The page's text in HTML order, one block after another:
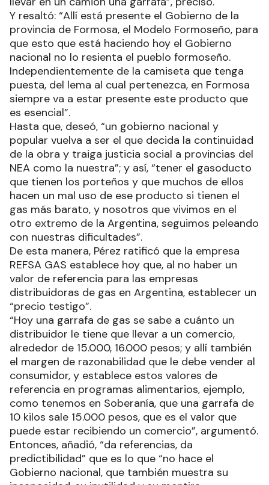
Y resaltó: “Allí está presente el Gobierno de la
provincia de Formosa, el Modelo Formoseño, para
que esto que está haciendo hoy el Gobierno
nacional no lo resienta el pueblo formoseño.
Independientemente de la camiseta que tenga
puesta, del lema al cual pertenezca, en Formosa
siempre va a estar presente este producto que
es esencial”.
Hasta que, deseó, “un gobierno nacional y
popular vuelva a ser el que decida la continuidad
de la obra y traiga justicia social a provincias del
NEA como la nuestra”; y así, “tener el gasoducto
que tienen los porteños y que muchos de ellos
hacen un mal uso de ese producto si tienen el
gas más barato, y nosotros que vivimos en el
otro extremo de la Argentina, seguimos peleando
con nuestras dificultades”.
De esta manera, Pérez ratificó que la empresa
REFSA GAS establece hoy que, al no haber un
valor de referencia para las empresas
distribuidoras de gas en Argentina, establecer un
“precio testigo”.
“Hoy una garrafa de gas se sabe a cuánto un
distribuidor le tiene que llevar a un comercio,
alrededor de 15.000, 16.000 pesos; y allí también
el margen de razonabilidad que le debe vender al
consumidor, y establece estos valores de
referencia en programas alimentarios, ejemplo,
como tenemos en Soberanía, que una garrafa de
10 kilos sale 15.000 pesos, que es el valor que
puede estar recibiendo un comercio”, argumentó.
Entonces, añadió, “da referencias, da
predictibilidad” que es lo que “no hace el
Gobierno nacional, que también muestra su